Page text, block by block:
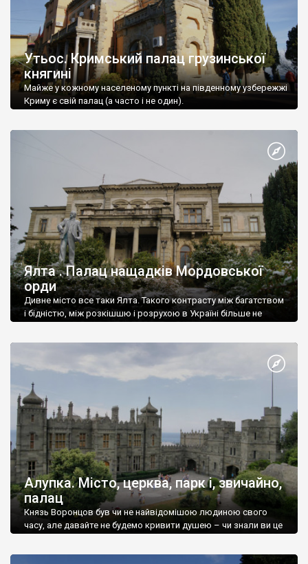
Утьос. Кримський палац грузинської
княгині
Майже у кожному населеному пункті на південному узбережжі
Криму є свій палац (а часто і не один).
Ялта . Палац нащадків Мордовської
орди
Дивне місто все таки Ялта. Такого контрасту між багатством
і бідністю, між розкішшю і розрухою в Україні більше не
Алупка. Місто, церква, парк і, звичайно,
палац
Князь Воронцов був чи не найвідомішою людиною свого
часу, але давайте не будемо кривити душею – чи знали ви це